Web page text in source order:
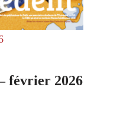
février 2026